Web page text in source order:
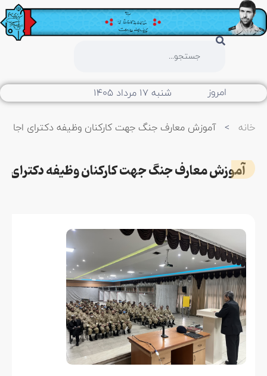
امروز شنبه ۱۷ مرداد ۱۴۰۵
خانه > آموزش معارف جنگ جهت کارکنان وظیفه دکترای اجا